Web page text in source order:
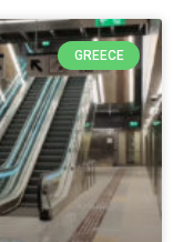
GREECE